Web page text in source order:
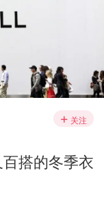
关注
搭的冬季衣